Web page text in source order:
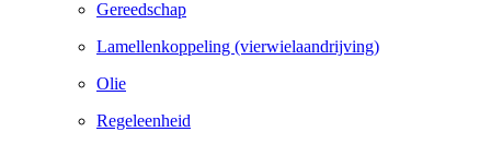
Gereedschap
Lamellenkoppeling (vierwielaandrijving)
Olie
Regeleenheid